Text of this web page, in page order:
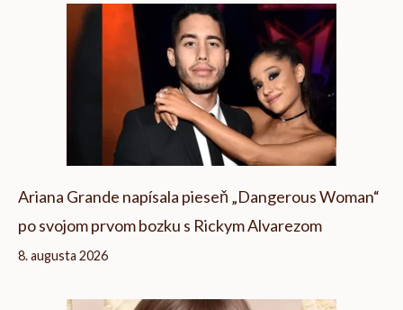
Ariana Grande napísala pieseň „Dangerous Woman“
po svojom prvom bozku s Rickym Alvarezom
8. augusta 2026